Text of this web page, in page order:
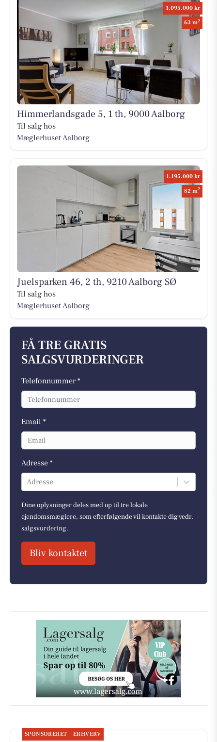
1.095.000 kr
63 m2
Himmerlandsgade 5, 1 th, 9000 Aalborg
Til salg hos
Mæglerhuset Aalborg
1.195.000 kr
82 m2
Juelsparken 46, 2 th, 9210 Aalborg SØ
Til salg hos
Mæglerhuset Aalborg
FÅ TRE GRATIS
SALGSVURDERINGER
Telefonnummer *
Email *
Adresse *
Adresse
Dine oplysninger deles med op til tre lokale
ejendomsmæglere, som efterfølgende vil kontakte dig vedr.
salgsvurdering.
Bliv kontaktet
SPONSORERET ERHVERV